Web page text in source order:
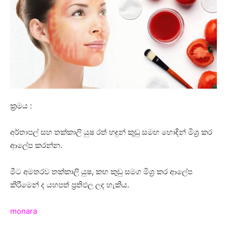
ක්‍රමය :
අර්තාපල් සහ තක්කාලි යුෂ රත් හඳුන් කුඩු සමඟ හොඳින් මිශ්‍ර කර
ආලේප කරන්න.
මීට අමතරව තක්කාලි යුෂ, කහ කුඩු සමග මිශ්‍ර කර ආලේප
කිරීමෙන් ද යහපත් ප්‍රතිඵල ලද හැකිය.
monara